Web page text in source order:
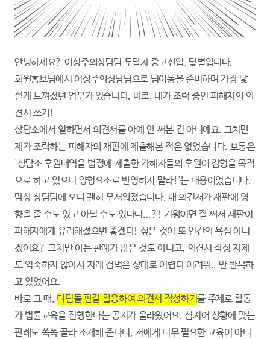
안녕하세요? 여성주의상담팀 두달차 중고신입, 닻별입니다.
회원홍보팀에서 여성주의상담팀으로 팀이동을 준비하며 가장 낯
설게 느껴졌던 업무가 있습니다. 바로, 내가 조력 중인 피해자의 의
견서 쓰기!
상담소에서 일하면서 의견서를 아예 안 써본 건 아니예요. 그치만
제가 조력하는 피해자의 재판에 제출해본 적은 없었습니다. 보통은
'상담소 후원내역을 법정에 제출한 가해자들의 후원이 감형을 목적
으로 하고 있으니 양형요소로 반영하지 말라!'는 내용이었습니다.
막상 상담팀에 오니 괜히 무서워졌습니다. 내 의견서가 재판에 영
향을 줄 수도 있고 아닐 수도 있다니...?! 기왕이면 잘 써서 재판이
피해자에게 유리해졌으면 좋겠다! 싶은 것이 또 인간의 욕심 아니
겠어요? 그치만 아는 판례가 많은 것도 아니고, 의견서 작성 자체
도 익숙하지 않아서 지레 겁먹은 상태로 어렵다 어려워.. 만 반복하
고 있었어요.
바로 그 때, 디딤돌 판결 활용하여 의견서 작성하기를 주제로 활동
가 법률교육을 진행한다는 공지가 올라왔어요. 심지어 상황에 맞는
판례도 쏙쏙 골라 소개해 준다니, 저에게 너무 필요한 교육이 아니